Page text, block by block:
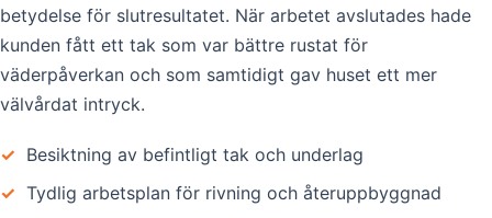
betydelse för slutresultatet. När arbetet avslutades hade
kunden fått ett tak som var bättre rustat för
väderpåverkan och som samtidigt gav huset ett mer
välvårdat intryck.
✓ Besiktning av befintligt tak och underlag
✓ Tydlig arbetsplan för rivning och återuppbyggnad